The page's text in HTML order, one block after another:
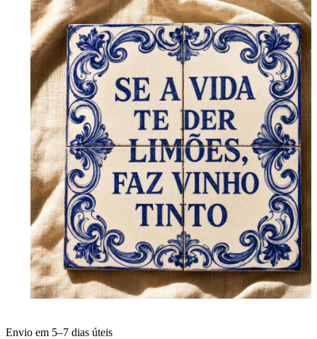
Envio em 5–7 dias úteis